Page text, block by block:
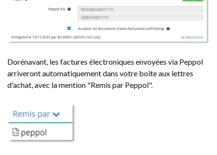
Dorénavant, les factures électroniques envoyées via Peppol
arriveront automatiquement dans votre boîte aux lettres
d'achat, avec la mention "Remis par Peppol".